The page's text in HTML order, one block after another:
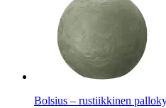
Bolsius – rustiikkinen